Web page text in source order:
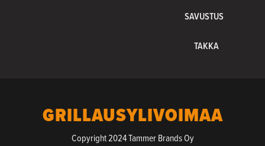
SAVUSTUS
TAKKA
GRILLAUSYLIVOIMAA
Copyright 2024 Tammer Brands Oy